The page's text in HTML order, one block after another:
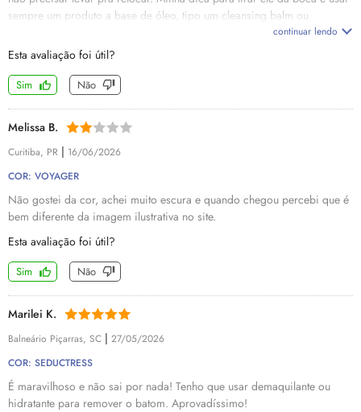
sempre um produto a base de óleo, tipo um cleansing balm ou
continuar lendo
Esta avaliação foi útil?
Sim Não
Melissa B.
Curitiba, PR | 16/06/2026
COR: VOYAGER
Não gostei da cor, achei muito escura e quando chegou percebi que é
bem diferente da imagem ilustrativa no site.
Esta avaliação foi útil?
Sim Não
Marilei K.
Balneário Piçarras, SC | 27/05/2026
COR: SEDUCTRESS
É maravilhoso e não sai por nada! Tenho que usar demaquilante ou
hidratante para remover o batom. Aprovadíssimo!